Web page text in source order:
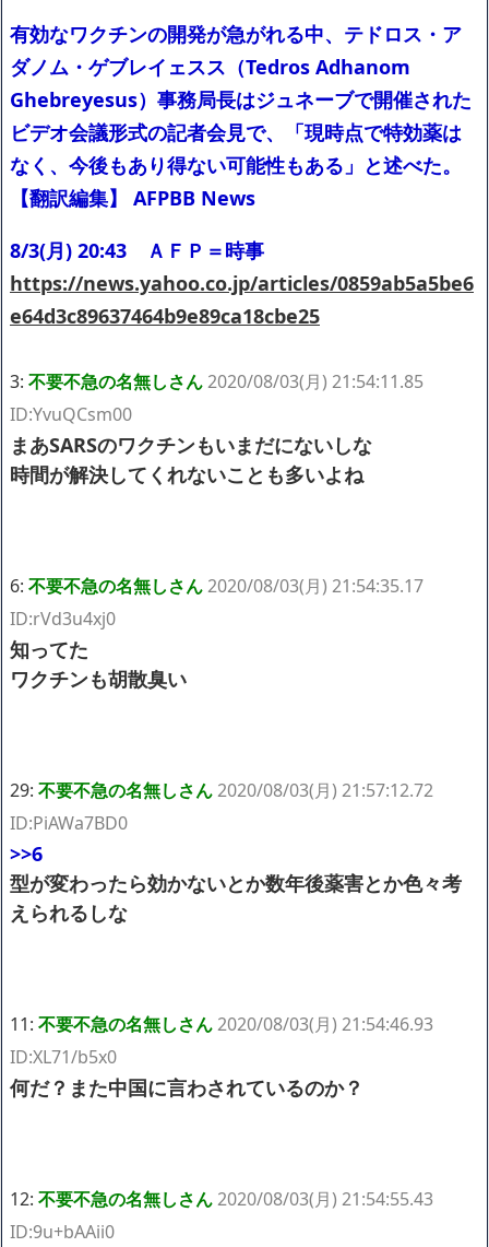
有効なワクチンの開発が急がれる中、テドロス・ア
ダノム・ゲブレイェスス（Tedros Adhanom
Ghebreyesus）事務局長はジュネーブで開催された
ビデオ会議形式の記者会見で、「現時点で特効薬は
なく、今後もあり得ない可能性もある」と述べた。
【翻訳編集】 AFPBB News
8/3(月) 20:43 ＡＦＰ＝時事
https://news.yahoo.co.jp/articles/0859ab5a5be6
e64d3c89637464b9e89ca18cbe25
3: 不要不急の名無しさん2020/08/03(月) 21:54:11.85
ID:YvuQCsm00
まあSARSのワクチンもいまだにないしな
時間が解決してくれないことも多いよね
6: 不要不急の名無しさん2020/08/03(月) 21:54:35.17
ID:rVd3u4xj0
知ってた
ワクチンも胡散臭い
29: 不要不急の名無しさん2020/08/03(月) 21:57:12.72
ID:PiAWa7BD0
>>6
型が変わったら効かないとか数年後薬害とか色々考
えられるしな
11: 不要不急の名無しさん2020/08/03(月) 21:54:46.93
ID:XL71/b5x0
何だ？また中国に言わされているのか？
12: 不要不急の名無しさん2020/08/03(月) 21:54:55.43
ID:9u+bAAii0